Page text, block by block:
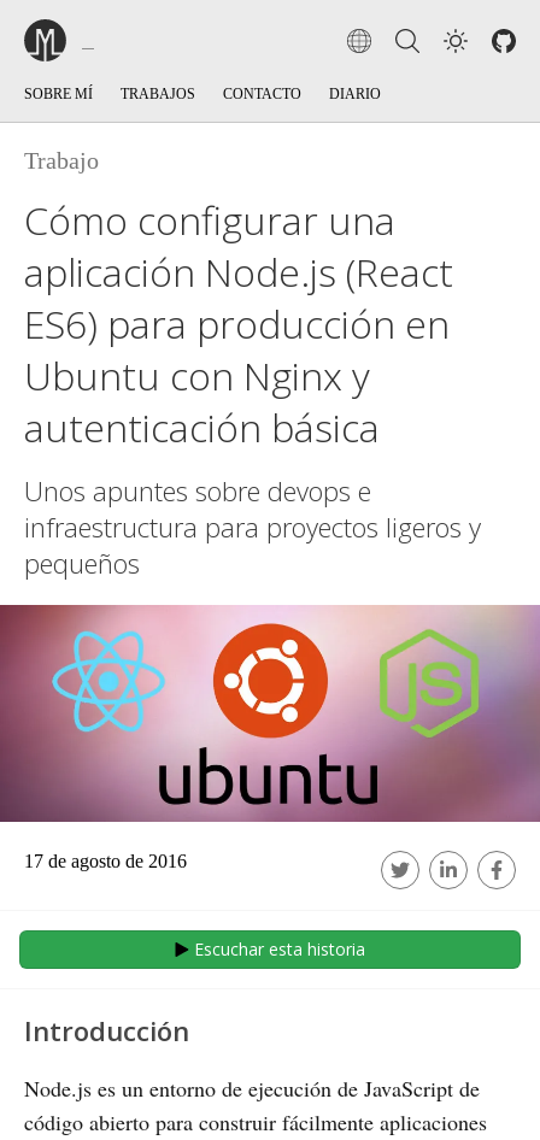
SOBRE MÍ TRABAJOS CONTACTO DIARIO
Trabajo
Cómo configurar una
aplicación Node.js (React
ES6) para producción en
Ubuntu con Nginx y
autenticación básica
Unos apuntes sobre devops e
infraestructura para proyectos ligeros y
pequeños
17 de agosto de 2016
Escuchar esta historia
Introducción
Node.js es un entorno de ejecución de JavaScript de
código abierto para construir fácilmente aplicaciones